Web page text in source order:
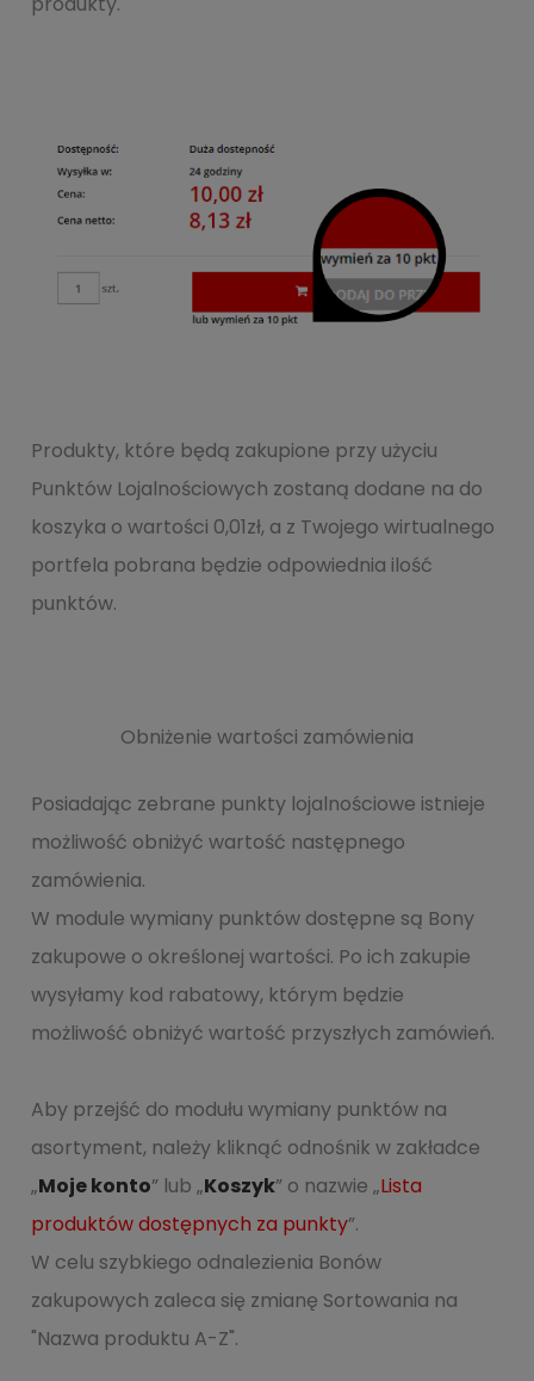
Produkty, które będą zakupione przy użyciu
Punktów Lojalnościowych zostaną dodane na do
koszyka o wartości 0,01zł, a z Twojego wirtualnego
portfela pobrana będzie odpowiednia ilość
punktów.
Obniżenie wartości zamówienia
Posiadając zebrane punkty lojalnościowe istnieje
możliwość obniżyć wartość następnego
zamówienia.
W module wymiany punktów dostępne są Bony
zakupowe o określonej wartości. Po ich zakupie
wysyłamy kod rabatowy, którym będzie
możliwość obniżyć wartość przyszłych zamówień.
Aby przejść do modułu wymiany punktów na
asortyment, należy kliknąć odnośnik w zakładce
„Moje konto” lub „Koszyk” o nazwie „Lista
produktów dostępnych za punkty”.
W celu szybkiego odnalezienia Bonów
zakupowych zaleca się zmianę Sortowania na
"Nazwa produktu A-Z".